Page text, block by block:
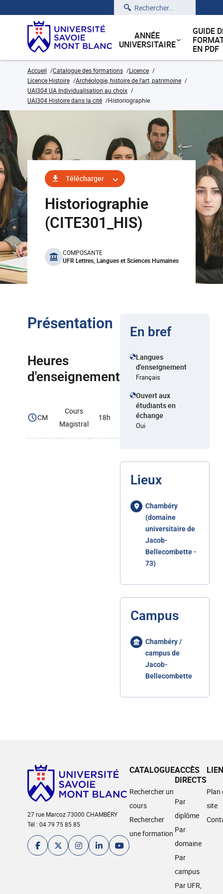
Rechercher
ANNÉE
UNIVERSITAIRE
GUIDE
EN PDF
Accueil Catalogue des formations
Licence
Licence Histoire
Archéologie, histoire de l'art, patrimoine
UAI304 UA Individualisation au choix
UAI304 Histoire dans la cité
Historiographie
Télécharger
Historiographie
(CITE301_HIS)
benefits
COMPOSANTE
UFR Lettres, Langues et Sciences Humaines
Présentation
Heures
d'enseignement
CM
Cours
Magistral
18h
En bref
Langues
d'enseignement
Français
Ouvert aux
étudiants en
échange
Oui
Lieux
Chambéry
(domaine
universitaire de
Jacob-
Bellecombette -
73)
Campus
Chambéry /
campus de
Jacob-
Bellecombette
27 rue Marcoz 73000 CHAMBÉRY
Tél : 04 79 75 85 85
CATALOGUE
Rechercher un
cours
Rechercher
une formation
ACCÈS
DIRECTS
Par
diplôme
Par
domaine
Par
campus
Par UFR,
Plan
site